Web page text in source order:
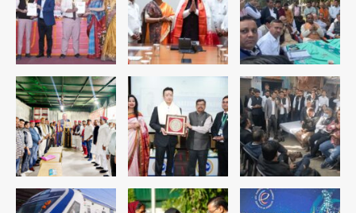
5
रोहित चौधरी गैंग का कुख्यात बदमाश राजस्थान
से गिरफ्तार
Team JHJ
1
पुरा महादेव से बेटियों के स्वास्थ्य और सुरक्षा का
संदेश
Team JHJ